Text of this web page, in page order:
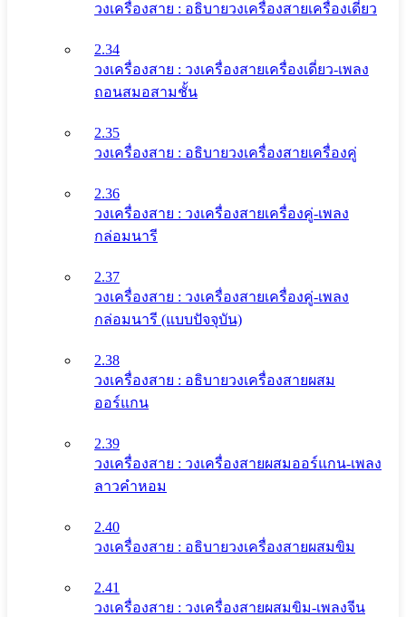
วงเครื่องสาย : อธิบายวงเครื่องสายเครื่องเดี่ยว
2.34
วงเครื่องสาย : วงเครื่องสายเครื่องเดี่ยว-เพลง
ถอนสมอสามชั้น
2.35
วงเครื่องสาย : อธิบายวงเครื่องสายเครื่องคู่
2.36
วงเครื่องสาย : วงเครื่องสายเครื่องคู่-เพลง
กล่อมนารี
2.37
วงเครื่องสาย : วงเครื่องสายเครื่องคู่-เพลง
กล่อมนารี (แบบปัจจุบัน)
2.38
วงเครื่องสาย : อธิบายวงเครื่องสายผสม
ออร์แกน
2.39
วงเครื่องสาย : วงเครื่องสายผสมออร์แกน-เพลง
ลาวคำหอม
2.40
วงเครื่องสาย : อธิบายวงเครื่องสายผสมขิม
2.41
วงเครื่องสาย : วงเครื่องสายผสมขิม-เพลงจีน